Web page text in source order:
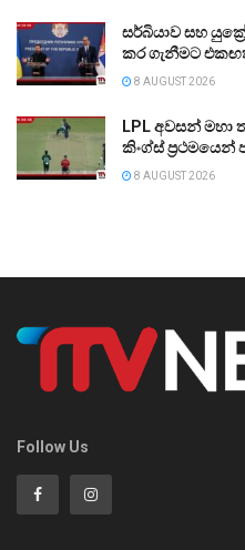
සර්බියාව සහ
කර ගැනීමට
8 AUGUST 2026
LPL අවසන් මහා
කිංග්ස් ප්‍රථමයෙන්
8 AUGUST 2026
Follow Us